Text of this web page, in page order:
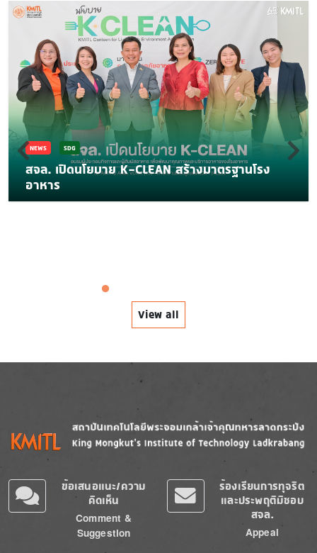
NEWS SDG
สจล. เปิดนโยบาย K-CLEAN สร้างมาตรฐานโรง
อาหาร
View all
Image
ข้อเสนอแนะ/ความ
คิดเห็น
Comment &
Suggestion
ร้องเรียนการทุจริต
และประพฤติมิชอบ
สจล.
Appeal